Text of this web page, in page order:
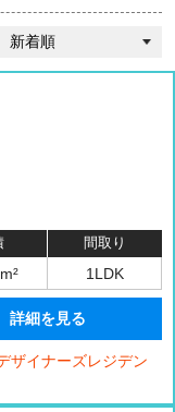
間取り
1LDK
詳細を見る
ザイナーズレジデン